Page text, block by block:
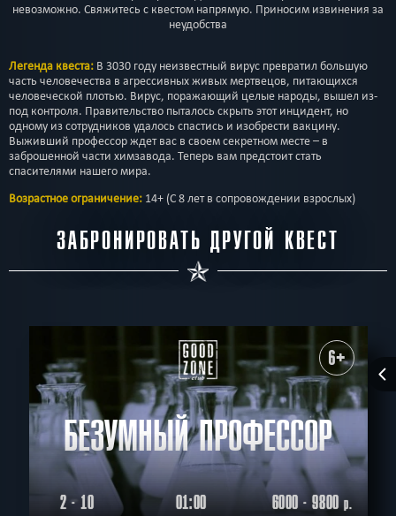
невозможно. Свяжитесь с квестом напрямую. Приносим извинения за
неудобства
Легенда квеста: В 3030 году неизвестный вирус превратил большую
часть человечества в агрессивных живых мертвецов, питающихся
человеческой плотью. Вирус, поражающий целые народы, вышел из-
под контроля. Правительство пыталось скрыть этот инцидент, но
одному из сотрудников удалось спастись и изобрести вакцину.
Выживший профессор ждет вас в своем секретном месте – в
заброшенной части химзавода. Теперь вам предстоит стать
спасителями нашего мира.
Возрастное ограничение: 14+ (С 8 лет в сопровождении взрослых)
ЗАБРОНИРОВАТЬ ДРУГОЙ КВЕСТ
6+
БЕЗУМНЫЙ ПРОФЕССОР
2 - 10 01:00 6000 - 9800р.